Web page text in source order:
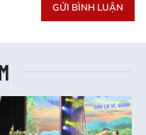
GỬI BÌNH LUẬN